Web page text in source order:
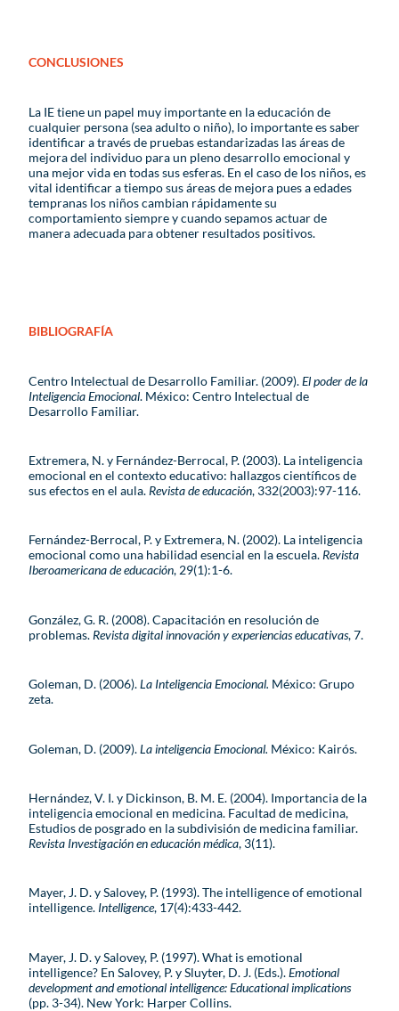
CONCLUSIONES
La IE tiene un papel muy importante en la educación de
cualquier persona (sea adulto o niño), lo importante es saber
identificar a través de pruebas estandarizadas las áreas de
mejora del individuo para un pleno desarrollo emocional y
una mejor vida en todas sus esferas. En el caso de los niños, es
vital identificar a tiempo sus áreas de mejora pues a edades
tempranas los niños cambian rápidamente su
comportamiento siempre y cuando sepamos actuar de
manera adecuada para obtener resultados positivos.
BIBLIOGRAFÍA
Centro Intelectual de Desarrollo Familiar. (2009).El poder de la
Inteligencia Emocional. México: Centro Intelectual de
Desarrollo Familiar.
Extremera, N. y Fernández-Berrocal, P. (2003). La inteligencia
emocional en el contexto educativo: hallazgos científicos de
sus efectos en el aula. Revista de educación, 332(2003):97-116.
Fernández-Berrocal, P. y Extremera, N. (2002). La inteligencia
emocional como una habilidad esencial en la escuela.Revista
Iberoamericana de educación, 29(1):1-6.
González, G. R. (2008). Capacitación en resolución de
problemas. Revista digital innovación y experiencias educativas, 7.
Goleman, D. (2006).La Inteligencia Emocional. México: Grupo
zeta.
Goleman, D. (2009).La inteligencia Emocional. México: Kairós.
Hernández, V. I. y Dickinson, B. M. E. (2004). Importancia de la
inteligencia emocional en medicina. Facultad de medicina,
Estudios de posgrado en la subdivisión de medicina familiar.
Revista Investigación en educación médica, 3(11).
Mayer, J. D. y Salovey, P. (1993). The intelligence of emotional
intelligence. Intelligence, 17(4):433-442.
Mayer, J. D. y Salovey, P. (1997). What is emotional
intelligence? En Salovey, P. y Sluyter, D. J. (Eds.).Emotional
development and emotional intelligence: Educational implications
(pp. 3-34). New York: Harper Collins.